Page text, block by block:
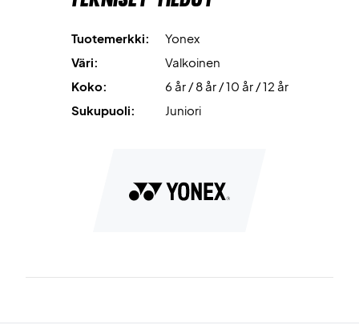
Tuotemerkki:
Yonex
Väri:
Valkoinen
Koko:
6 år / 8 år / 10 år / 12 år
Sukupuoli:
Juniori